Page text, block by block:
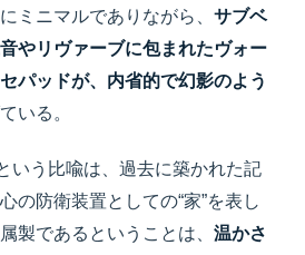
ミニマルでありながら、 サブベ
やリヴァーブに包まれたヴォー
パッドが、内省的で幻影のよう
いる。
いう比喩は、過去に築かれた記
の防衛装置としての“家”を表し
製であるということは、 温かさ